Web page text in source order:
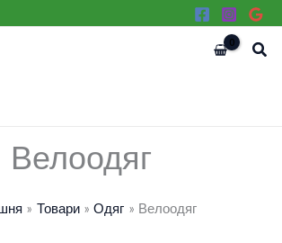
Велоодяг
Товари Одяг Велоодяг